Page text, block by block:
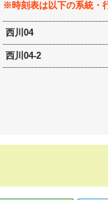
※時刻表は以下の系統・
西川04
西川04-2